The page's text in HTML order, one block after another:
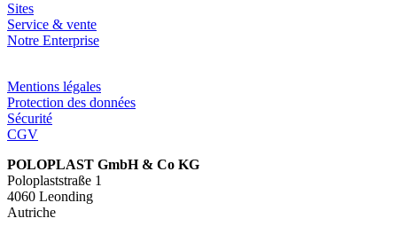
Sites
Service & vente
Notre Enterprise
Mentions légales
Protection des données
Sécurité
CGV
POLOPLAST GmbH & Co KG
Poloplaststraße 1
4060 Leonding
Autriche